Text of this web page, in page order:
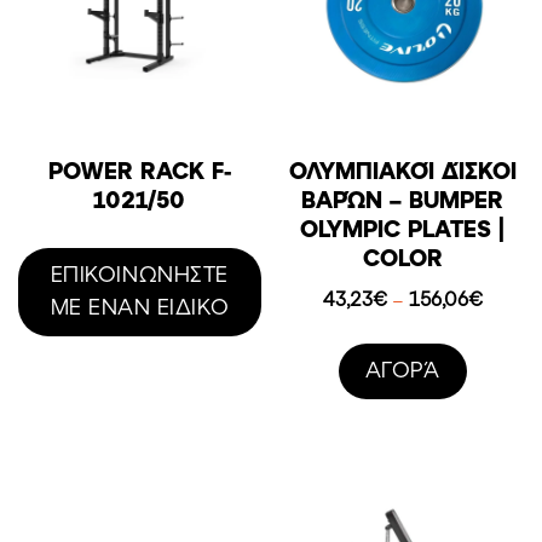
POWER RACK F-
1021/50
ΕΠΙΚΟΙΝΩΝΗΣΤΕ
ΜΕ ΕΝΑΝ ΕΙΔΙΚΟ
ΟΛΥΜΠΙΑΚΟΊ ΔΊΣΚΟΙ
ΒΑΡΏΝ – BUMPER
OLYMPIC PLATES |
COLOR
43,23€ – 156,06€Price
AΓΟΡΆ